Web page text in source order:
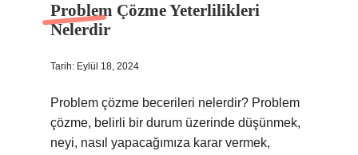
Problem Çözme Yeterlilikleri
Nelerdir
Tarih: Eylül 18, 2024
Problem çözme becerileri nelerdir? Problem
çözme, belirli bir durum üzerinde düşünmek,
neyi, nasıl yapacağımıza karar vermek,